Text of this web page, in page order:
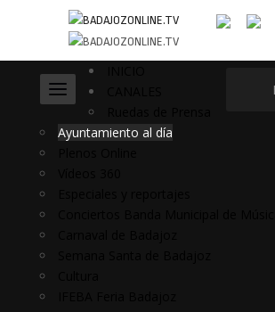
Ayuntamiento al día